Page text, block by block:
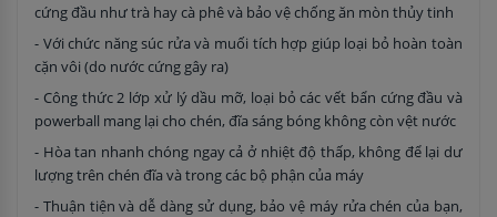
cứng đầu như trà hay cà phê và bảo vệ chống ăn mòn thủy tinh
- Với chức năng súc rửa và muối tích hợp giúp loại bỏ hoàn toàn
cặn vôi (do nước cứng gây ra)
- Công thức 2 lớp xử lý dầu mỡ, loại bỏ các vết bẩn cứng đầu và
powerball mang lại cho chén, đĩa sáng bóng không còn vệt nước
- Hòa tan nhanh chóng ngay cả ở nhiệt độ thấp, không để lại dư
lượng trên chén đĩa và trong các bộ phận của máy
- Thuận tiện và dễ dàng sử dụng, bảo vệ máy rửa chén của bạn,